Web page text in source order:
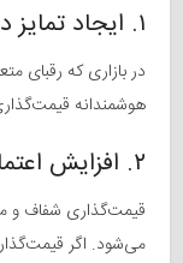
۱. ایجاد تمایز در بازار شلوغ:
در بازاری که رقبای
هوشمندانه
۲. افزایش اعتماد مشتری:
قیمت‌گذاری شفاف و
می‌شود. اگر